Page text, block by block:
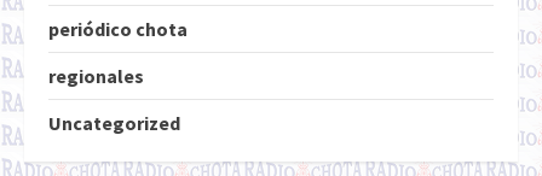
periódico chota
regionales
Uncategorized